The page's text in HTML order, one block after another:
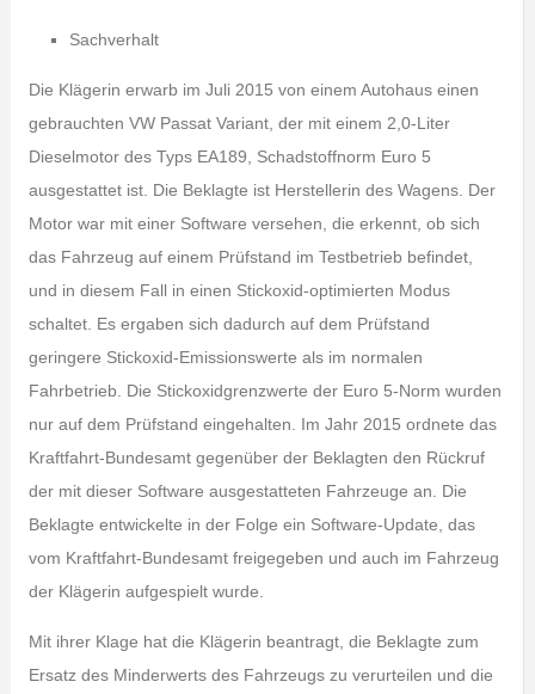
Sachverhalt
Die Klägerin erwarb im Juli 2015 von einem Autohaus einen
gebrauchten VW Passat Variant, der mit einem 2,0-Liter
Dieselmotor des Typs EA189, Schadstoffnorm Euro 5
ausgestattet ist. Die Beklagte ist Herstellerin des Wagens. Der
Motor war mit einer Software versehen, die erkennt, ob sich
das Fahrzeug auf einem Prüfstand im Testbetrieb befindet,
und in diesem Fall in einen Stickoxid-optimierten Modus
schaltet. Es ergaben sich dadurch auf dem Prüfstand
geringere Stickoxid-Emissionswerte als im normalen
Fahrbetrieb. Die Stickoxidgrenzwerte der Euro 5-Norm wurden
nur auf dem Prüfstand eingehalten. Im Jahr 2015 ordnete das
Kraftfahrt-Bundesamt gegenüber der Beklagten den Rückruf
der mit dieser Software ausgestatteten Fahrzeuge an. Die
Beklagte entwickelte in der Folge ein Software-Update, das
vom Kraftfahrt-Bundesamt freigegeben und auch im Fahrzeug
der Klägerin aufgespielt wurde.
Mit ihrer Klage hat die Klägerin beantragt, die Beklagte zum
Ersatz des Minderwerts des Fahrzeugs zu verurteilen und die